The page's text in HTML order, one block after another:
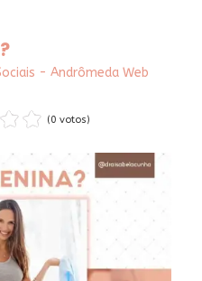
- Andrômeda Web
(0 votos)